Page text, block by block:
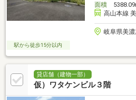
面積
高山本線
岐阜県美
駅から徒歩15分以内
貸店舗（建物一部）
仮）ワタケンビル３階